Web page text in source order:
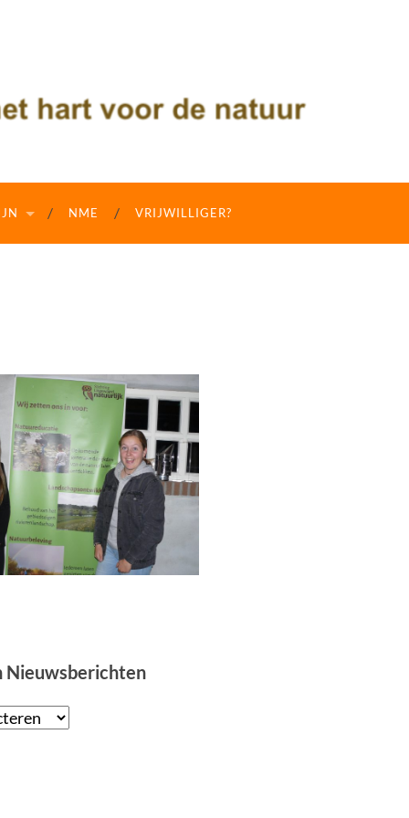
NME VRIJWILLIGER?
Nieuwsberichten